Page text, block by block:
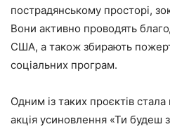
пострадянському просторі,
Вони активно проводять
США, а також збирають
соціальних програм.
Одним із таких проєктів
акція усиновлення «Ти будеш